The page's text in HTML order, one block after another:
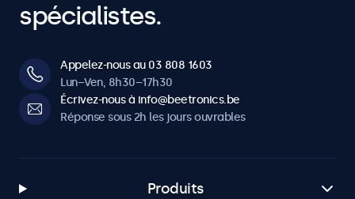
spécialistes.
Appelez-nous au 03 808 1603
Lun–Ven, 8h30–17h30
Écrivez-nous à info@beetronics.be
Réponse sous 2h les jours ouvrables
Produits